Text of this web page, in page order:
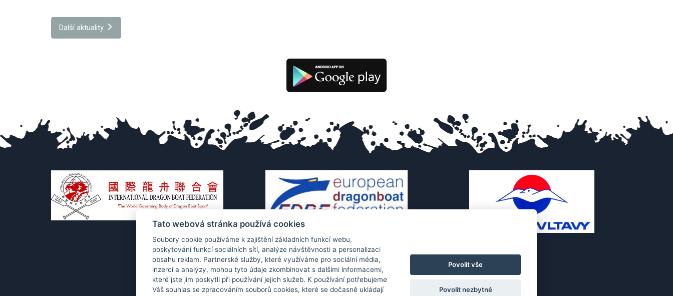
Další aktuality
Tato webová stránka používá cookies
Soubory cookie používáme k zajištění základních funkcí webu,
poskytování funkcí sociálních sítí, analýze návštěvnosti a personalizaci
obsahu reklam. Partnerské služby, které využíváme pro sociální média,
inzerci a analýzy, mohou tyto údaje zkombinovat s dalšími informacemi,
které jste jim poskytli při používání jejich služeb. K používání potřebujeme
Váš souhlas se zpracováním souborů cookies, které se dočasně ukládají
Povolit vše
Povolit nezbytné